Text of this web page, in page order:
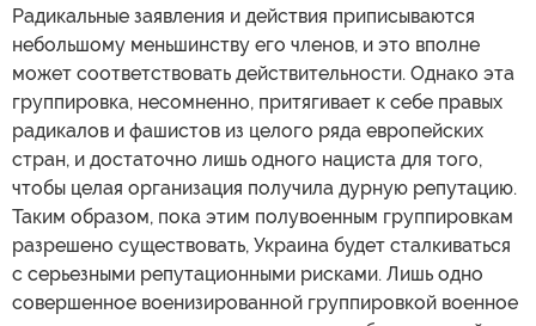
Радикальные заявления и действия приписываются
небольшому меньшинству его членов, и это вполне
может соответствовать действительности. Однако эта
группировка, несомненно, притягивает к себе правых
радикалов и фашистов из целого ряда европейских
стран, и достаточно лишь одного нациста для того,
чтобы целая организация получила дурную репутацию.
Таким образом, пока этим полувоенным группировкам
разрешено существовать, Украина будет сталкиваться
с серьезными репутационными рисками. Лишь одно
совершенное военизированной группировкой военное